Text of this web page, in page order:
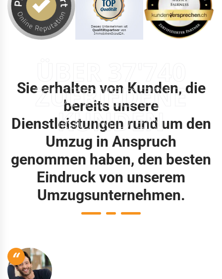
ZUFRIEDENE
KUNDEN
Sie erhalten von Kunden, die
bereits unsere
Dienstleistungen rund um den
Umzug in Anspruch
genommen haben, den besten
Eindruck von unserem
Umzugsunternehmen.
“